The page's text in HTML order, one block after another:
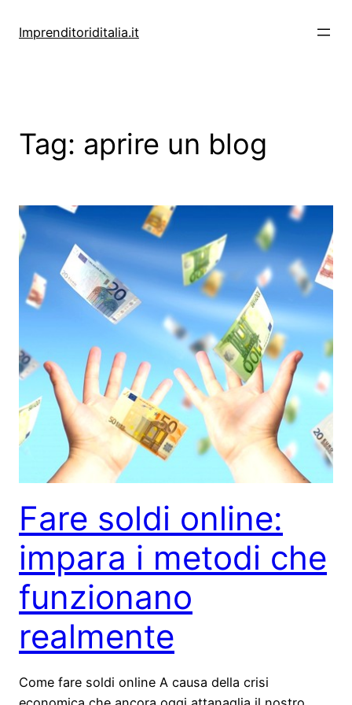
Imprenditoriditalia.it
Tag: aprire un blog
Fare soldi online:
impara i metodi che
funzionano
realmente
Come fare soldi online A causa della crisi